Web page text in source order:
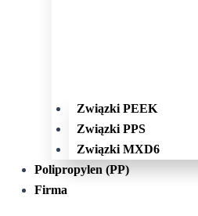
Związki PEEK
Związki PPS
Związki MXD6
Polipropylen (PP)
Firma